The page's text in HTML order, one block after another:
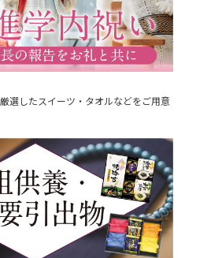
選したスイーツ・タオルなどをご用意